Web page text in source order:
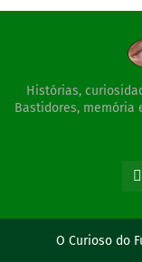
Histórias,
Bastidores, memória
O Curioso do